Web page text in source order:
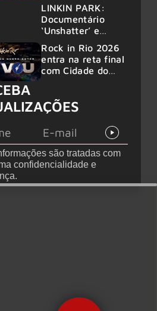
50 bandas
LINKIN PARK:
Documentário
‘Unshatter’ e
anunciados
Rock in Rio 2026
entra na reta final
com Cidade do
acelerada e line-
up completo
confirmado
são tratadas com
confidencialidade e